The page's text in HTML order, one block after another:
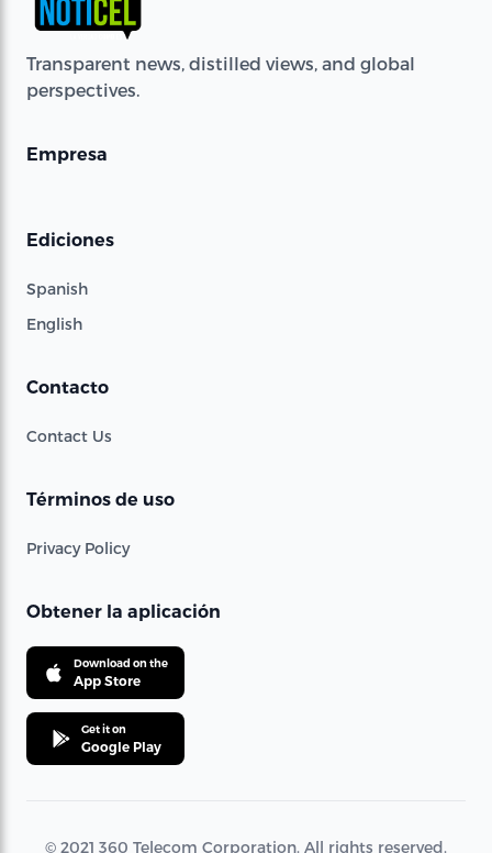
Transparent news, distilled views, and global
perspectives.
Empresa
Ediciones
Spanish
English
Contacto
Contact Us
Términos de uso
Privacy Policy
Obtener la aplicación
Download on the
App Store
Get it on
Google Play
© 2021 360 Telecom Corporation. All rights reserved.